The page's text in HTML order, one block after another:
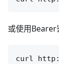
或使用Bearer
curl